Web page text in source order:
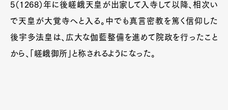
5（1268）年に後嵯峨天皇が出家して入寺して以降、相次い
で天皇が大覚寺へと入る。中でも真言密教を篤く信仰した
後宇多法皇は、広大な伽藍整備を進めて院政を行ったこと
から、「嵯峨御所」と称されるようになった。